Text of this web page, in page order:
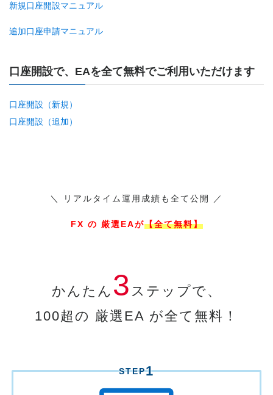
新規口座開設マニュアル
追加口座申請マニュアル
口座開設で、EAを全て無料でご利用いただけます
口座開設（新規）
口座開設（追加）
＼ リアルタイム運用成績も全て公開 ／
FX の 厳選EAが【全て無料】
かんたん 3 ステップで、
100超の 厳選EA が全て無料！
STEP1